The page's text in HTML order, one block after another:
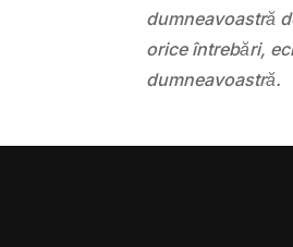
dumneavoastră
orice întrebări,
dumneavoastră.